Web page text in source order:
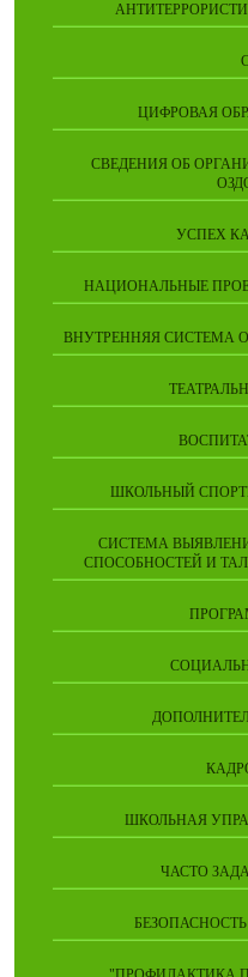
ЦИФРОВАЯ
СВЕДЕНИЯ ОБ
УСПЕХ
НАЦИОНАЛЬНЫЕ
ВНУТРЕННЯЯ СИСТЕМА
ШКОЛЬНЫЙ
СИСТЕМА
СПОСОБНОСТЕЙ И
ШКОЛЬНАЯ
ЧАСТО